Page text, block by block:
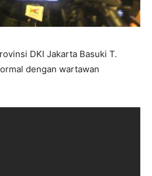
DKI Jakarta Basuki T.
dengan wartawan